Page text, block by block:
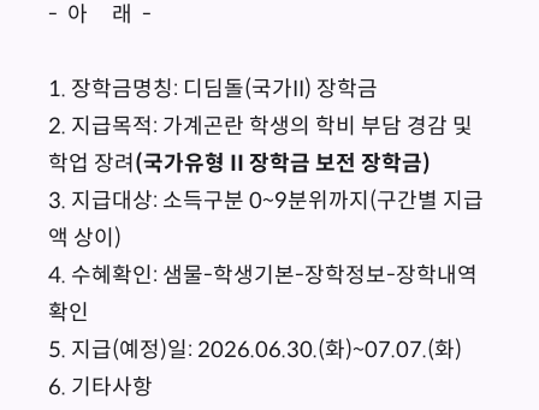
- 아 래 -
1. 장학금명칭: 디딤돌(국가II) 장학금
2. 지급목적: 가계곤란 학생의 학비 부담 경감 및
학업 장려 (국가유형 II 장학금 보전 장학금)
3. 지급대상: 소득구분 0~9분위까지(구간별 지급
액 상이)
4. 수혜확인: 샘물-학생기본-장학정보-장학내역
확인
5. 지급(예정)일: 2026.06.30.(화)~07.07.(화)
6. 기타사항